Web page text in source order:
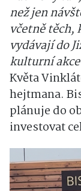
než jen
včetně těch,
vydávají do
kulturní
Květa
hejtmana.
plánuje do
investovat